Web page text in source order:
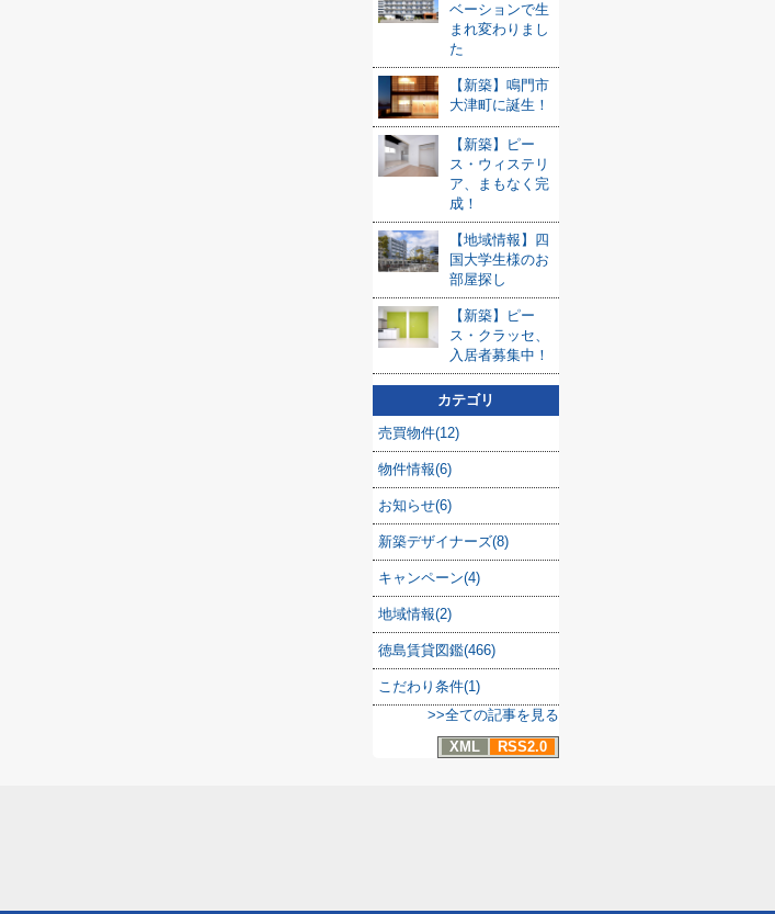
ベーションで生
まれ変わりまし
た
【新築】鳴門市
大津町に誕生！
【新築】ピー
ス・ウィステリ
ア、まもなく完
成！
【地域情報】四
国大学生様のお
部屋探し
【新築】ピー
ス・クラッセ、
入居者募集中！
カテゴリ
売買物件(12)
物件情報(6)
お知らせ(6)
新築デザイナーズ(8)
キャンペーン(4)
地域情報(2)
徳島賃貸図鑑(466)
こだわり条件(1)
>>全ての記事を見る
XML
RSS2.0